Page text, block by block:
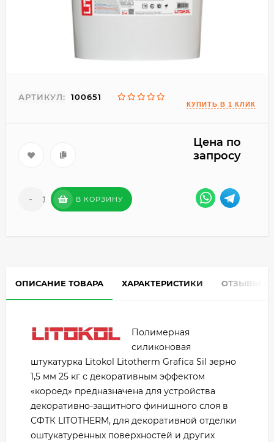
АРТИКУЛ: 100651
Цена по
запросу
- + В КОРЗИНУ
ОПИСАНИЕ ТОВАРА ХАРАКТЕРИСТИКИ ОТЗЫВЫ
Полимерная
силиконовая
штукатурка Litokol Litotherm Grafica Sil зерно
1,5 мм 25 кг с декоративным эффектом
«короед» предназначена для устройства
декоративно-защитного финишного слоя в
СФТК LITOTHERM, для декоративной отделки
оштукатуренных поверхностей и других